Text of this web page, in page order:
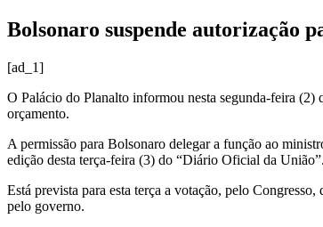
Bolsonaro suspende autorização
[ad_1]
O Palácio do Planalto informou nesta segunda-feira (2)
orçamento.
A permissão para Bolsonaro delegar a função ao
edição desta terça-feira (3) do “Diário Oficial da
Está prevista para esta terça a votação, pelo Congresso,
pelo governo.